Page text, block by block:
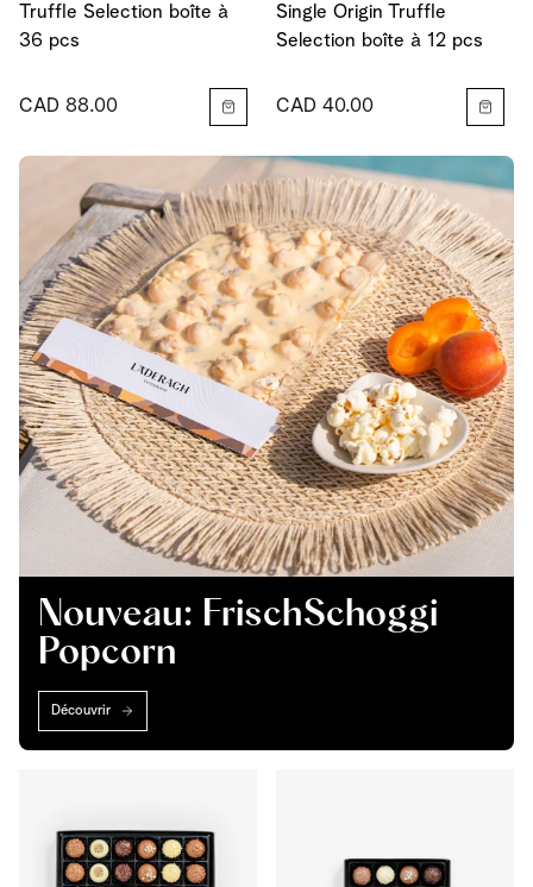
Truffle Selection boîte à
36 pcs
CAD 88.00
Single Origin Truffle
Selection boîte à 12 pcs
CAD 40.00
Nouveau: FrischSchoggi
Popcorn
Découvrir